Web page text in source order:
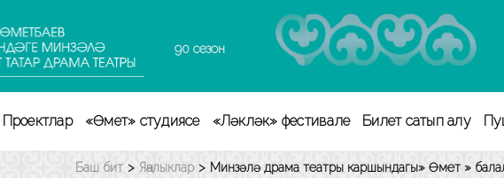
90 сезон
Проектлар «Өмет» студиясе «Ләкләк» фестивале Билет сатып алу
Баш бит > Яңалыклар > Минзәлә драма театры каршындагы» Өмет »